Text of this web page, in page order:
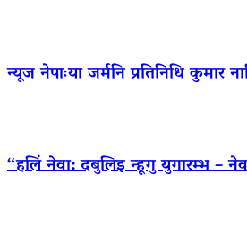
न्यूज नेपाःया जर्मनि प्रतिनिधि कुमार
“हलिं नेवा: दबुलिइ न्हूगु युगारम्भ –